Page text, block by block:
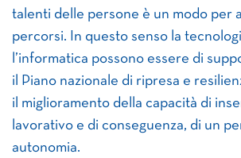
talenti delle persone è un modo per
percorsi. In questo senso la
l’informatica possono essere di
il Piano nazionale di ripresa e
il miglioramento della capacità di
lavorativo e di conseguenza, di un
autonomia.